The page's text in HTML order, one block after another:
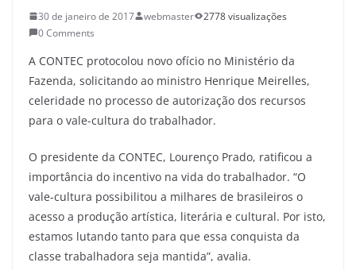
30 de janeiro de 2017 webmaster
2778 visualizações
0 Comments
A CONTEC protocolou novo ofício no Ministério da
Fazenda, solicitando ao ministro Henrique Meirelles,
celeridade no processo de autorização dos recursos
para o vale-cultura do trabalhador.
O presidente da CONTEC, Lourenço Prado, ratificou a
importância do incentivo na vida do trabalhador. “O
vale-cultura possibilitou a milhares de brasileiros o
acesso a produção artística, literária e cultural. Por isto,
estamos lutando tanto para que essa conquista da
classe trabalhadora seja mantida”, avalia.